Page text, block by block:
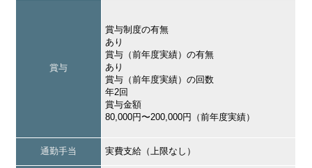
賞与
賞与制度の有無
あり
賞与（前年度実績）の有無
あり
賞与（前年度実績）の回数
年2回
賞与金額
80,000円〜200,000円（前年度実績）
通勤手当 実費支給（上限なし）